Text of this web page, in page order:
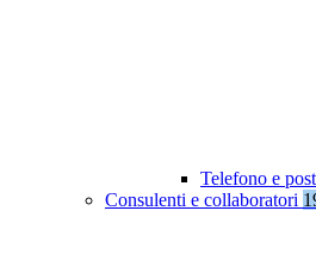
Telefono e
Consulenti e collaboratori